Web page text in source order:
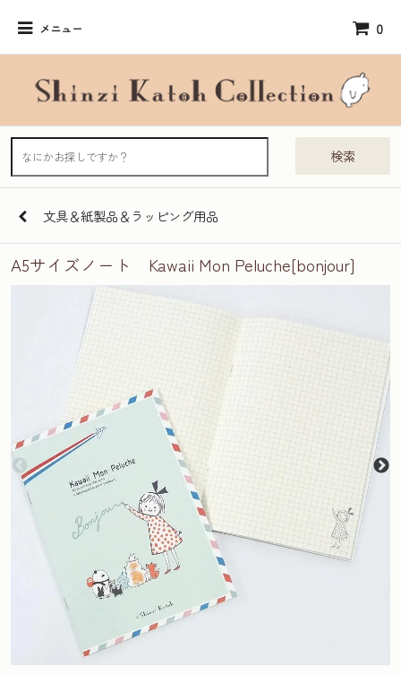
メニュー 0
検索
文具＆紙製品＆ラッピング用品
A5サイズノート Kawaii Mon Peluche[bonjour]